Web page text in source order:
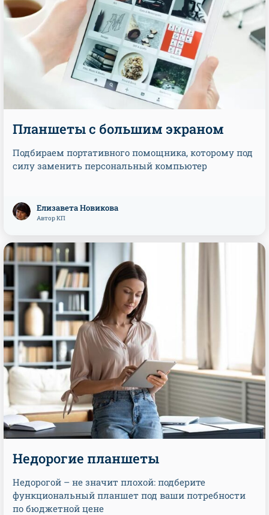
Планшеты с большим экраном
Подбираем портативного помощника, которому под
силу заменить персональный компьютер
Елизавета Новикова
Автор КП
Недорогие планшеты
Недорогой – не значит плохой: подберите
функциональный планшет под ваши потребности
по бюджетной цене